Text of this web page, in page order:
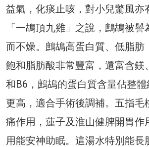
益氣，化痰止咳，對小兒驚風亦
「一鴣頂九雞」之說，鷓鴣被
而不燥。鷓鴣高蛋白質、低脂肪
飽和脂肪酸非常豐富，還富含鎂
和B6，鷓鴣的蛋白質含量佔整體
更高，適合手術後調補。五指毛
痛作用，蓮子及淮山健脾開胃作
用能安神助眠。這湯水特別能長